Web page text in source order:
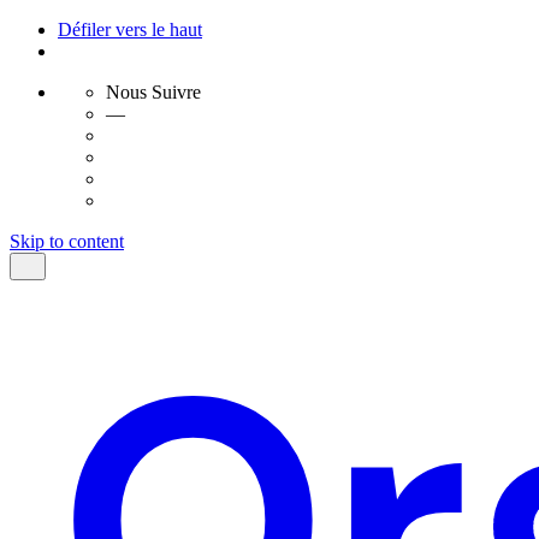
Défiler vers le haut
Nous Suivre
—
Skip to content